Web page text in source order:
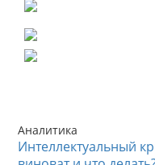
Аналитика
Интеллектуальный